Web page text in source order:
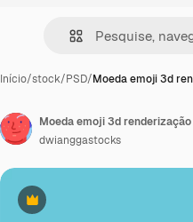
Início/stock/PSD/Moeda emoji 3d
Premium
Moeda emoji 3d
dwianggastocks